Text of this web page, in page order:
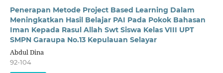
Penerapan Metode Project Based Learning Dalam
Meningkatkan Hasil Belajar PAI Pada Pokok Bahasan
Iman Kepada Rasul Allah Swt Siswa Kelas VIII UPT
SMPN Garaupa No.13 Kepulauan Selayar
Abdul Dina
92-104